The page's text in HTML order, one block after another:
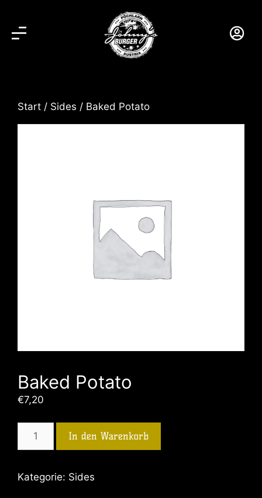
Start / Sides / Baked Potato
Baked Potato
€7,20
In den Warenkorb
Kategorie: Sides